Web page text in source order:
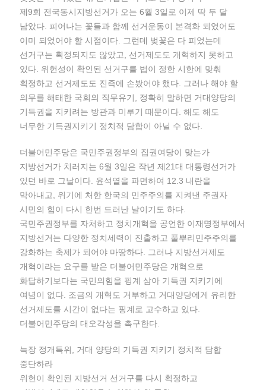
제9회 전국동시지방선거가 오는 6월 3일로 이제 딱 두 달
남았다. 피어나는 꽃들과 함께 선거운동이 본격화 되었어도
이미 되었어야 할 시점이다. 그런데 벚꽃은 다 피었는데
선거구는 획정되지도 않았고, 선거제도도 개혁하지 못하고
있다. 위헌성이 확인된 선거구를 법이 정한 시한에 맞춰
획정하고 선거제도도 진즉에 손봤어야 했다. 그러나 해야 할
의무를 해태한 국회의 직무유기, 정확히 말하면 거대양당의
기득권을 지키려는 방관과 미루기 때문이다. 해도 해도
너무한 기득권지키기 정치적 담합이 아닐 수 없다.
더불어민주당은 국민주권정부의 집권여당이 맞는가
지방선거가 치러지는 6월 3일은 작년 제21대 대통령선거가
있던 바로 그날이다. 윤석열을 파면하여 12.3 내란을
막아내고, 위기에 처한 한국의 민주주의를 지켜낸 주권자
시민의 힘이 다시 한번 드러난 날이기도 하다.
국민주권정부를 자처하고 정치개혁을 공언한 이재명정부에서
지방선거는 다양한 정치세력이 진출하고 풀뿌리민주주의를
강화하는 축제가 되어야 마땅하다. 그러나 지방선거제도
개혁이라는 요구를 받은 더불어민주당은 개혁으로
화답하기보다는 국민의힘을 핑계 삼아 기득권 지키기에
여념이 없다. 조금의 개혁도 거부하고 거대양당에게 유리한
선거제도를 시간이 없다는 핑계로 고수하고 있다.
더불어민주당의 대오각성을 촉구한다.
늑장 정개특위, 거대 양당의 기득권 지키기 정치적 담합
중단하라
위헌이 확인된 지방선거 선거구를 다시 획정하고